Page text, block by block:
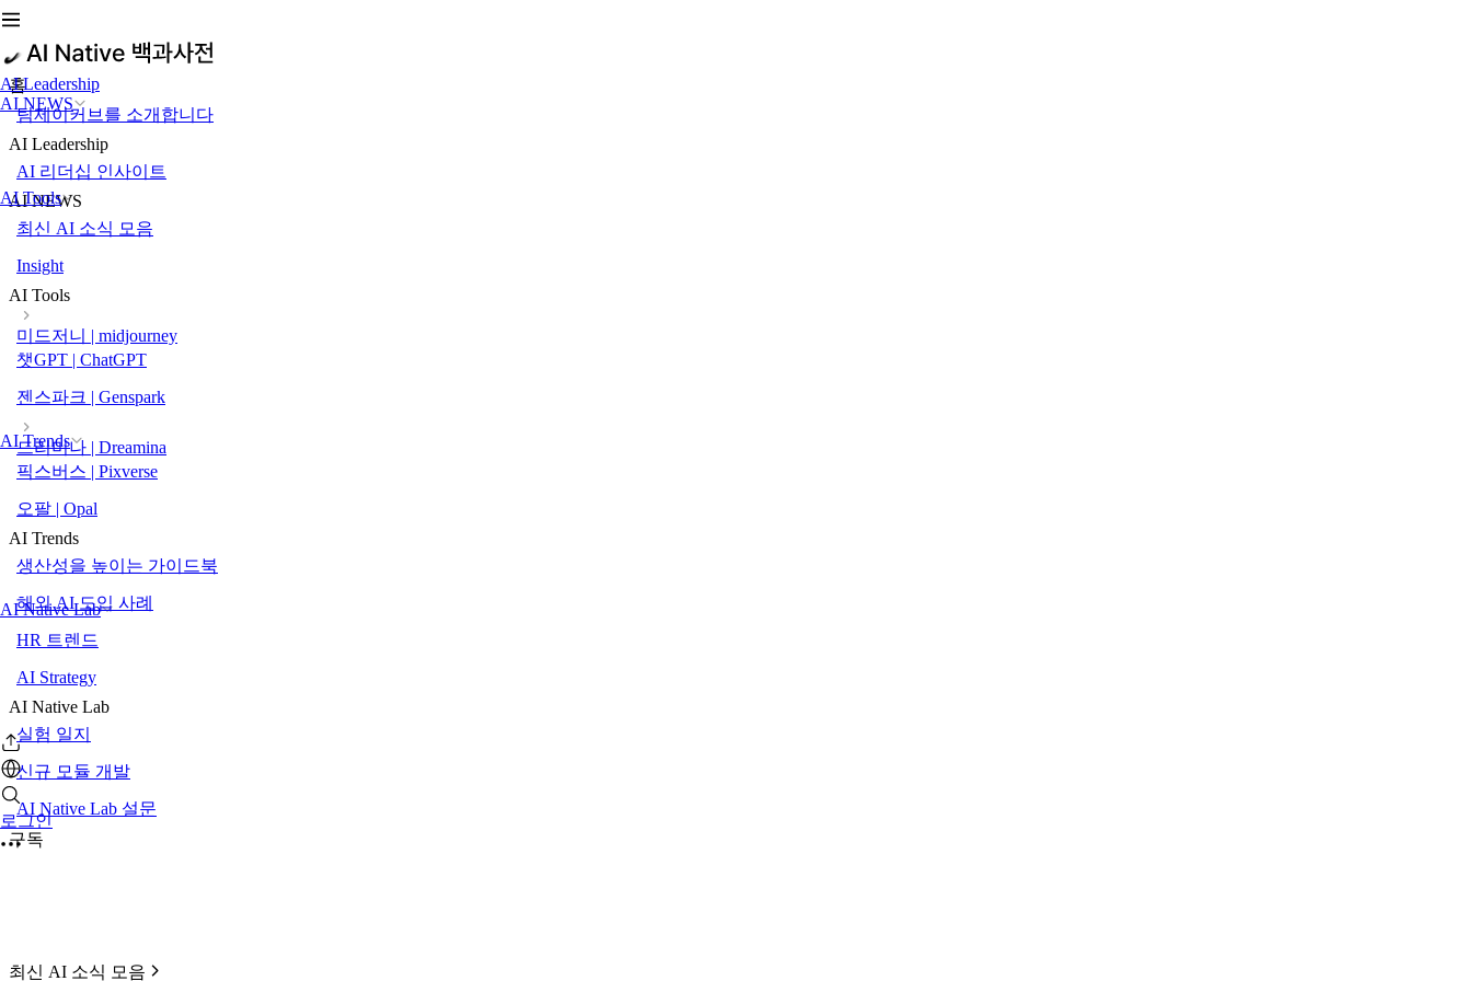
AI Leadership
AI NEWS
AI Tools
AI Trends
AI Native Lab
로그인
홈
팀제이커브를 소개합니다
AI Leadership
AI 리더십 인사이트
AI NEWS
최신 AI 소식 모음
Insight
AI Tools
미드저니 | midjourney
챗GPT | ChatGPT
젠스파크 | Genspark
드리미나 | Dreamina
픽스버스 | Pixverse
오팔 | Opal
AI Trends
생산성을 높이는 가이드북
해외 AI 도입 사례
HR 트렌드
AI Strategy
AI Native Lab
실험 일지
신규 모듈 개발
AI Native Lab 설문
구독
최신 AI 소식 모음